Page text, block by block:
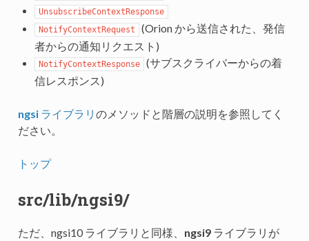
UnsubscribeContextResponse
NotifyContextRequest
(Orion から送信された、発信
者からの通知リクエスト)
NotifyContextResponse
(サブスクライバーからの着
信レスポンス)
ngsiライブラリ のメソッドと階層の説明を参照してく
ださい。
トップ
src/lib/ngsi9/
ただ、ngsi10 ライブラリと同様、 ngsi9ライブラリが